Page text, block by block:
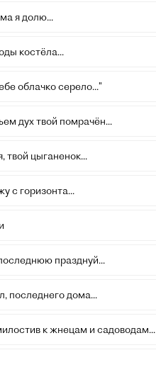
я долю...
костёла...
облачко серело..."
дух твой помрачён...
твой цыганенок...
с горизонта...
празднуй...
последнего дома...
к жнецам и садоводам...